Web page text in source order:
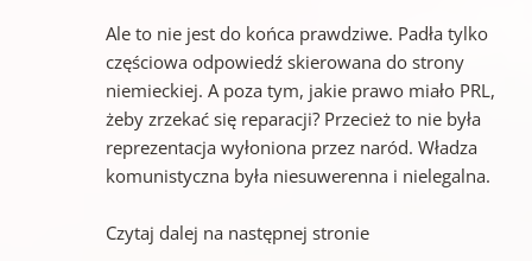
Ale to nie jest do końca prawdziwe. Padła tylko
częściowa odpowiedź skierowana do strony
niemieckiej. A poza tym, jakie prawo miało PRL,
żeby zrzekać się reparacji? Przecież to nie była
reprezentacja wyłoniona przez naród. Władza
komunistyczna była niesuwerenna i nielegalna.
Czytaj dalej na następnej stronie